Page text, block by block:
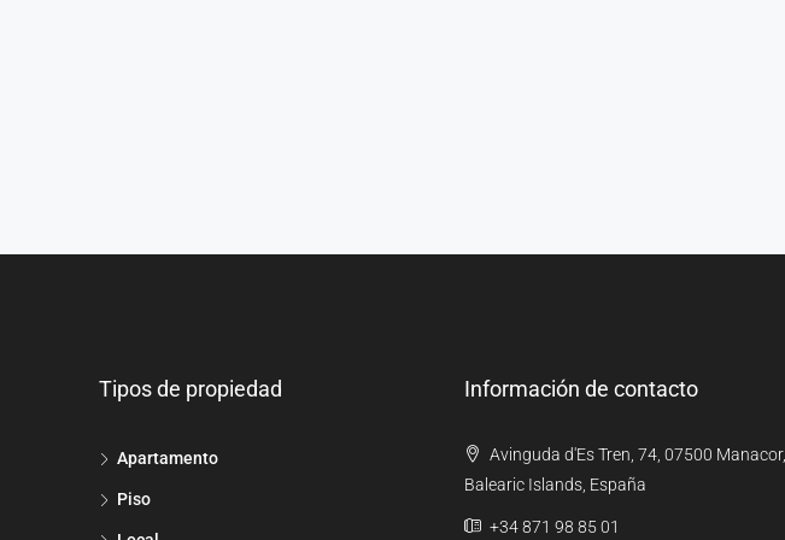
Tipos de propiedad
Apartamento
Piso
Información de contacto
Avinguda d'Es Tren, 74, 07500 Manacor,
Balearic Islands, España
+34 871 98 85 01